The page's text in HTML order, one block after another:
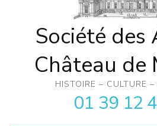
Société des
Château de
HISTOIRE – CULTURE –
01 39 12